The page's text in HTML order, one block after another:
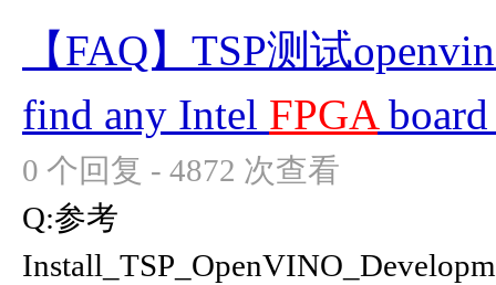
【FAQ】TSP测试
find any Intel FPGAboard
0 个回复 - 4872 次查看
Q:参考